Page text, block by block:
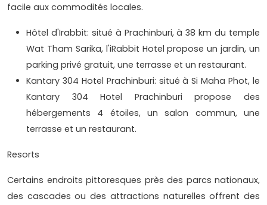
facile aux commodités locales.
Hôtel d'Irabbit: situé à Prachinburi, à 38 km du temple
Wat Tham Sarika, l'iRabbit Hotel propose un jardin, un
parking privé gratuit, une terrasse et un restaurant.
Kantary 304 Hotel Prachinburi: situé à Si Maha Phot, le
Kantary 304 Hotel Prachinburi propose des
hébergements 4 étoiles, un salon commun, une
terrasse et un restaurant.
Resorts
Certains endroits pittoresques près des parcs nationaux,
des cascades ou des attractions naturelles offrent des